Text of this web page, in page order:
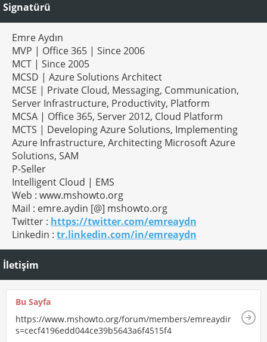
Signatürü
Emre Aydın
MVP | Office 365 | Since 2006
MCT | Since 2005
MCSD | Azure Solutions Architect
MCSE | Private Cloud, Messaging, Communication,
Server Infrastructure, Productivity, Platform
MCSA | Office 365, Server 2012, Cloud Platform
MCTS | Developing Azure Solutions, Implementing
Azure Infrastructure, Architecting Microsoft Azure
Solutions, SAM
P-Seller
Intelligent Cloud | EMS
Web : www.mshowto.org
Mail : emre.aydin [@] mshowto.org
Twitter : https://twitter.com/emreaydn
Linkedin : tr.linkedin.com/in/emreaydn
İletişim
Bu Sayfa
https://www.mshowto.org/forum/members/emreaydin.html?
s=cecf4196edd044ce39b5643a6f4515f4